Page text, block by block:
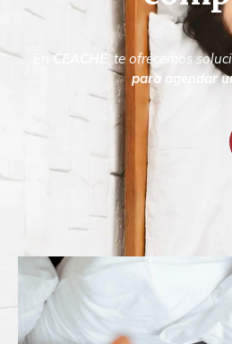
CEACHE , te ofrecemos
para agendar